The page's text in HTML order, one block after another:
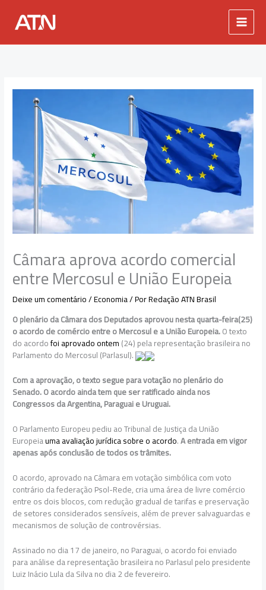
conteúdo
Câmara aprova acordo comercial
entre Mercosul e União Europeia
Deixe um comentário/Economia/ PorRedação ATN Brasil
O plenário da Câmara dos Deputados aprovou nesta quarta-feira(25)
o acordo de comércio entre o Mercosul e a União Europeia.O texto
do acordofoi aprovado ontem(24) pela representação brasileira no
Parlamento do Mercosul (Parlasul).
Com a aprovação, o texto segue para votação no plenário do
Senado. O acordo ainda tem que ser ratificado ainda nos
Congressos da Argentina, Paraguai e Uruguai.
O Parlamento Europeu pediu ao Tribunal de Justiça da União
Europeiauma avaliação jurídica sobre o acordo.A entrada em vigor
apenas após conclusão de todos os trâmites.
O acordo, aprovado na Câmara em votação simbólica com voto
contrário da federação Psol-Rede, cria uma área de livre comércio
entre os dois blocos, com redução gradual de tarifas e preservação
de setores considerados sensíveis, além de prever salvaguardas e
mecanismos de solução de controvérsias.
Assinado no dia 17 de janeiro, no Paraguai, o acordo foi enviado
para análise da representação brasileira no Parlasul pelo presidente
Luiz Inácio Lula da Silva no dia 2 de fevereiro.